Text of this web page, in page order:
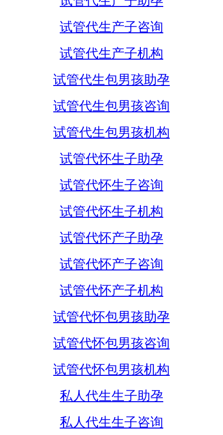
试管代生产子咨询
试管代生产子机构
试管代生包男孩助孕
试管代生包男孩咨询
试管代生包男孩机构
试管代怀生子助孕
试管代怀生子咨询
试管代怀生子机构
试管代怀产子助孕
试管代怀产子咨询
试管代怀产子机构
试管代怀包男孩助孕
试管代怀包男孩咨询
试管代怀包男孩机构
私人代生生子助孕
私人代生生子咨询